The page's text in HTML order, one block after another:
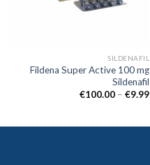
SILDENAFIL
Fildena Super Active 100 mg
Sildenafil
€9.99
–
€100.00